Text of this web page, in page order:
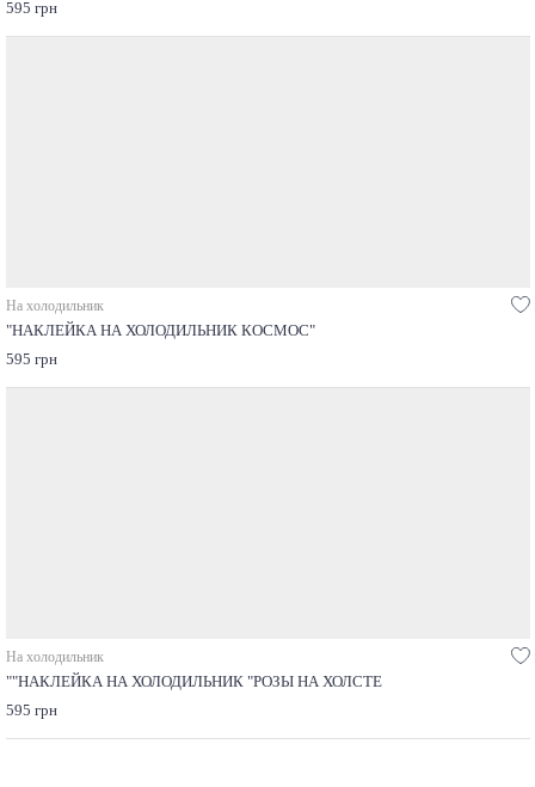
595 грн
На холодильник
"НАКЛЕЙКА НА ХОЛОДИЛЬНИК КОСМОС"
595 грн
На холодильник
""НАКЛЕЙКА НА ХОЛОДИЛЬНИК "РОЗЫ НА ХОЛСТЕ
595 грн